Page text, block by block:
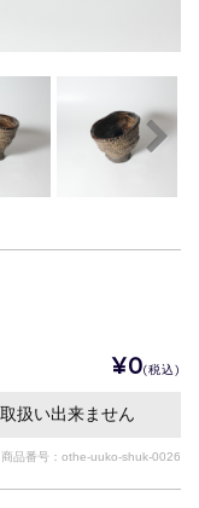
¥0(税込)
扱い出来ません
商品番号：othe-uuko-shuk-0026